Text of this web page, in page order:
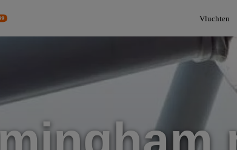
Vluchten